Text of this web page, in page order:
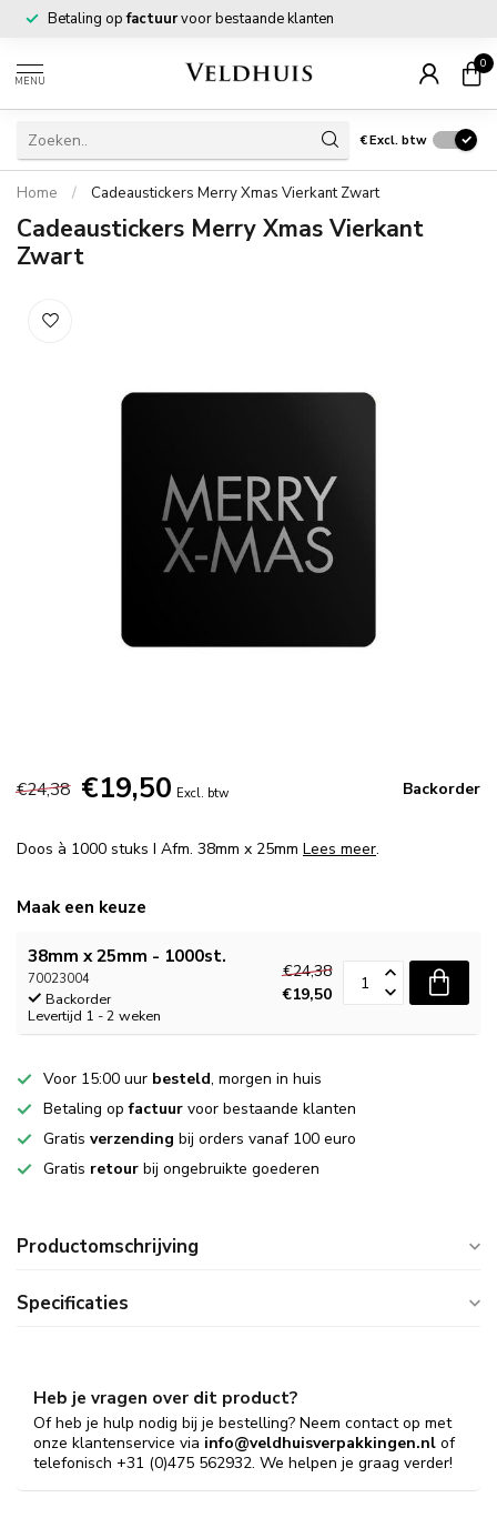
Betaling opfactuurvoor bestaande klanten
MENU
0
€Excl. btw
Home / Cadeaustickers Merry Xmas Vierkant Zwart
Cadeaustickers Merry Xmas Vierkant
Zwart
€24,38 €19,50 Excl. btw Backorder
Doos à 1000 stuks I Afm. 38mm x 25mm Lees meer.
Maak een keuze
38mm x 25mm - 1000st.
70023004
Backorder
Levertijd 1 - 2 weken
€24,38
€19,50
Voor 15:00 uur besteld, morgen in huis
Betaling opfactuur voor bestaande klanten
Gratis verzending bij orders vanaf 100 euro
Gratis retour bij ongebruikte goederen
Productomschrijving
Specificaties
Heb je vragen over dit product?
Of heb je hulp nodig bij je bestelling? Neem contact op met
onze klantenservice via info@veldhuisverpakkingen.nl of
telefonisch +31 (0)475 562932. We helpen je graag verder!